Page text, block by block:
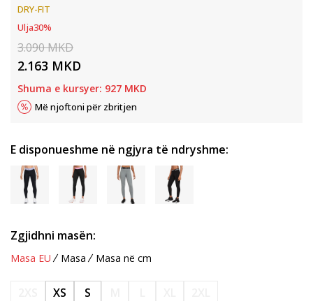
DRY-FIT
Ulja30%
3.090MKD
2.163 MKD
Shuma e kursyer: 927 MKD
Më njoftoni për zbritjen
E disponueshme në ngjyra të ndryshme:
Zgjidhni masën:
Masa EU Masa Masa në cm
XS S